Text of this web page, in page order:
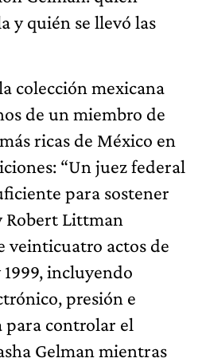
y quién se llevó las
colección mexicana
de un miembro de
ricas de México en
“Un juez federal
para sostener
Robert Littman
veinticuatro actos de
incluyendo
presión e
controlar el
Gelman mientras